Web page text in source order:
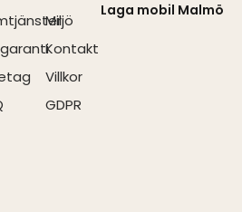
Miljö
Kontakt
Villkor
GDPR
Laga mobil Malmö